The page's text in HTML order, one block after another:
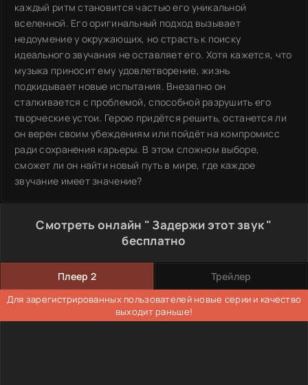
каждый ритм становится частью его уникальной
вселенной. Его оригинальный подход вызывает
недоумение у окружающих, но страсть к поиску
идеального звучания не оставляет его. Хотя кажется, что
музыка приносит ему удовлетворение, жизнь
подкидывает новые испытания. Внезапно он
сталкивается с проблемой, способной разрушить его
творческие устои. Герою придётся решить, останется ли
он верен своим убеждениям или пойдёт на компромисс
ради сохранения карьеры. В этом сложном выборе,
сможет ли он найти новый путь в мире, где каждое
звучание имеет значение?
Смотреть онлайн " Задержи этот звук "
бесплатно
Плеер 2 Трейлер
Для зарегистрированных пользователей новые серии и качество
выходит раньше!